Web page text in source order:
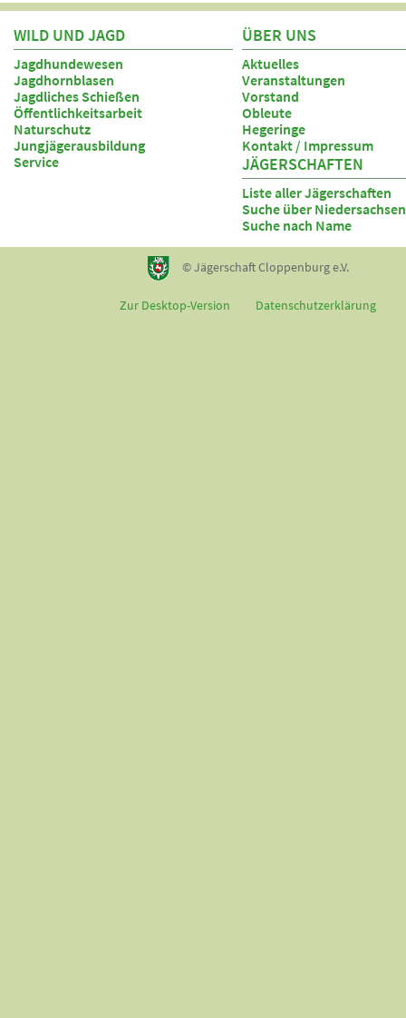
WILD UND JAGD
Jagdhundewesen
Jagdhornblasen
Jagdliches Schießen
Öffentlichkeitsarbeit
Naturschutz
Jungjägerausbildung
Service
ÜBER UNS
Aktuelles
Veranstaltungen
Vorstand
Obleute
Hegeringe
Kontakt / Impressum
JÄGERSCHAFTEN
Liste aller Jägerschaften
Suche über
Suche nach Name
© Jägerschaft Cloppenburg e.V.
Zur Desktop-Version Datenschutzerklärung